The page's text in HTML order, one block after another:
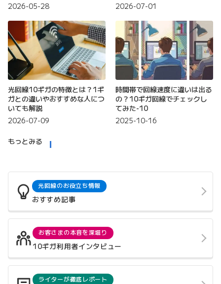
2026-05-28
2026-07-01
光回線10ギガの特徴とは？1ギ
ガとの違いやおすすめな人につ
いても解説
2026-07-09
時間帯で回線速度に違いは出る
の？10ギガ回線でチェックし
てみた-10
2025-10-16
もっとみる
光回線のお役立ち情報
おすすめ記事
お客さまの本音を深堀り
10ギガ利用者インタビュー
ライターが徹底レポート